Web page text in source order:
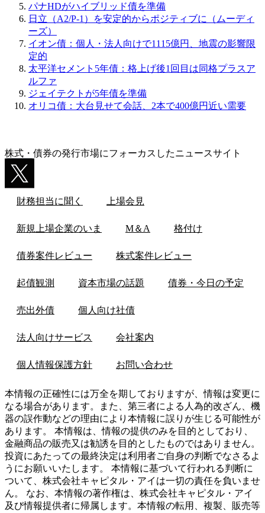
パナHDがハイブリッド債を準備
日立（A2/P-1）を安定的からポジティブに（ムーディ
ーズ）
イオン債：個人・法人向けで1115億円、地震の影響限
定的
太平洋セメント5年債：格上げ後1回目は同格プラスア
ルファ
ジェイテクトが5年債を準備
オリコ債：大台見せて会話、2本で400億円近い需要
株式・債券の発行市場にフォーカスしたニュースサイト
財務担当に聞く 上場会見
新規上場企業のいま M＆A 格付け
債券案件レビュー 株式案件レビュー
起債観測 資本市場の話題 債券・今日の予定
売出外債 個人向け社債
法人向けサービス 会社案内
個人情報保護方針 お問い合わせ
本情報の正確性には万全を期しておりますが、情報は変更に
なる場合があります。また、第三者による人為的改ざん、機
器の誤作動などの理由により本情報に誤りが生じる可能性が
あります。 本情報は、情報の提供のみを目的としており、
金融商品の販売又は勧誘を目的としたものではありません。
投資にあたっての最終決定は利用者ご自身の判断でなさるよ
うにお願いいたします。 本情報に基づいて行われる判断に
ついて、株式会社キャピタル・アイは一切の責任を負いませ
ん。 なお、本情報の著作権は、株式会社キャピタル・アイ
及び情報提供者に帰属します。本情報の転用、複製、販売等